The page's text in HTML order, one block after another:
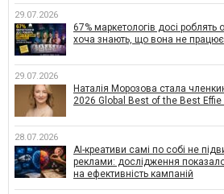
29.07.2026
67% маркетологів досі роблять
хоча знають, що вона не працює
29.07.2026
Наталія Морозова стала
2026 Global Best of the Best Effie
28.07.2026
AI-креативи самі по собі не
реклами: дослідження
на ефективність кампаній